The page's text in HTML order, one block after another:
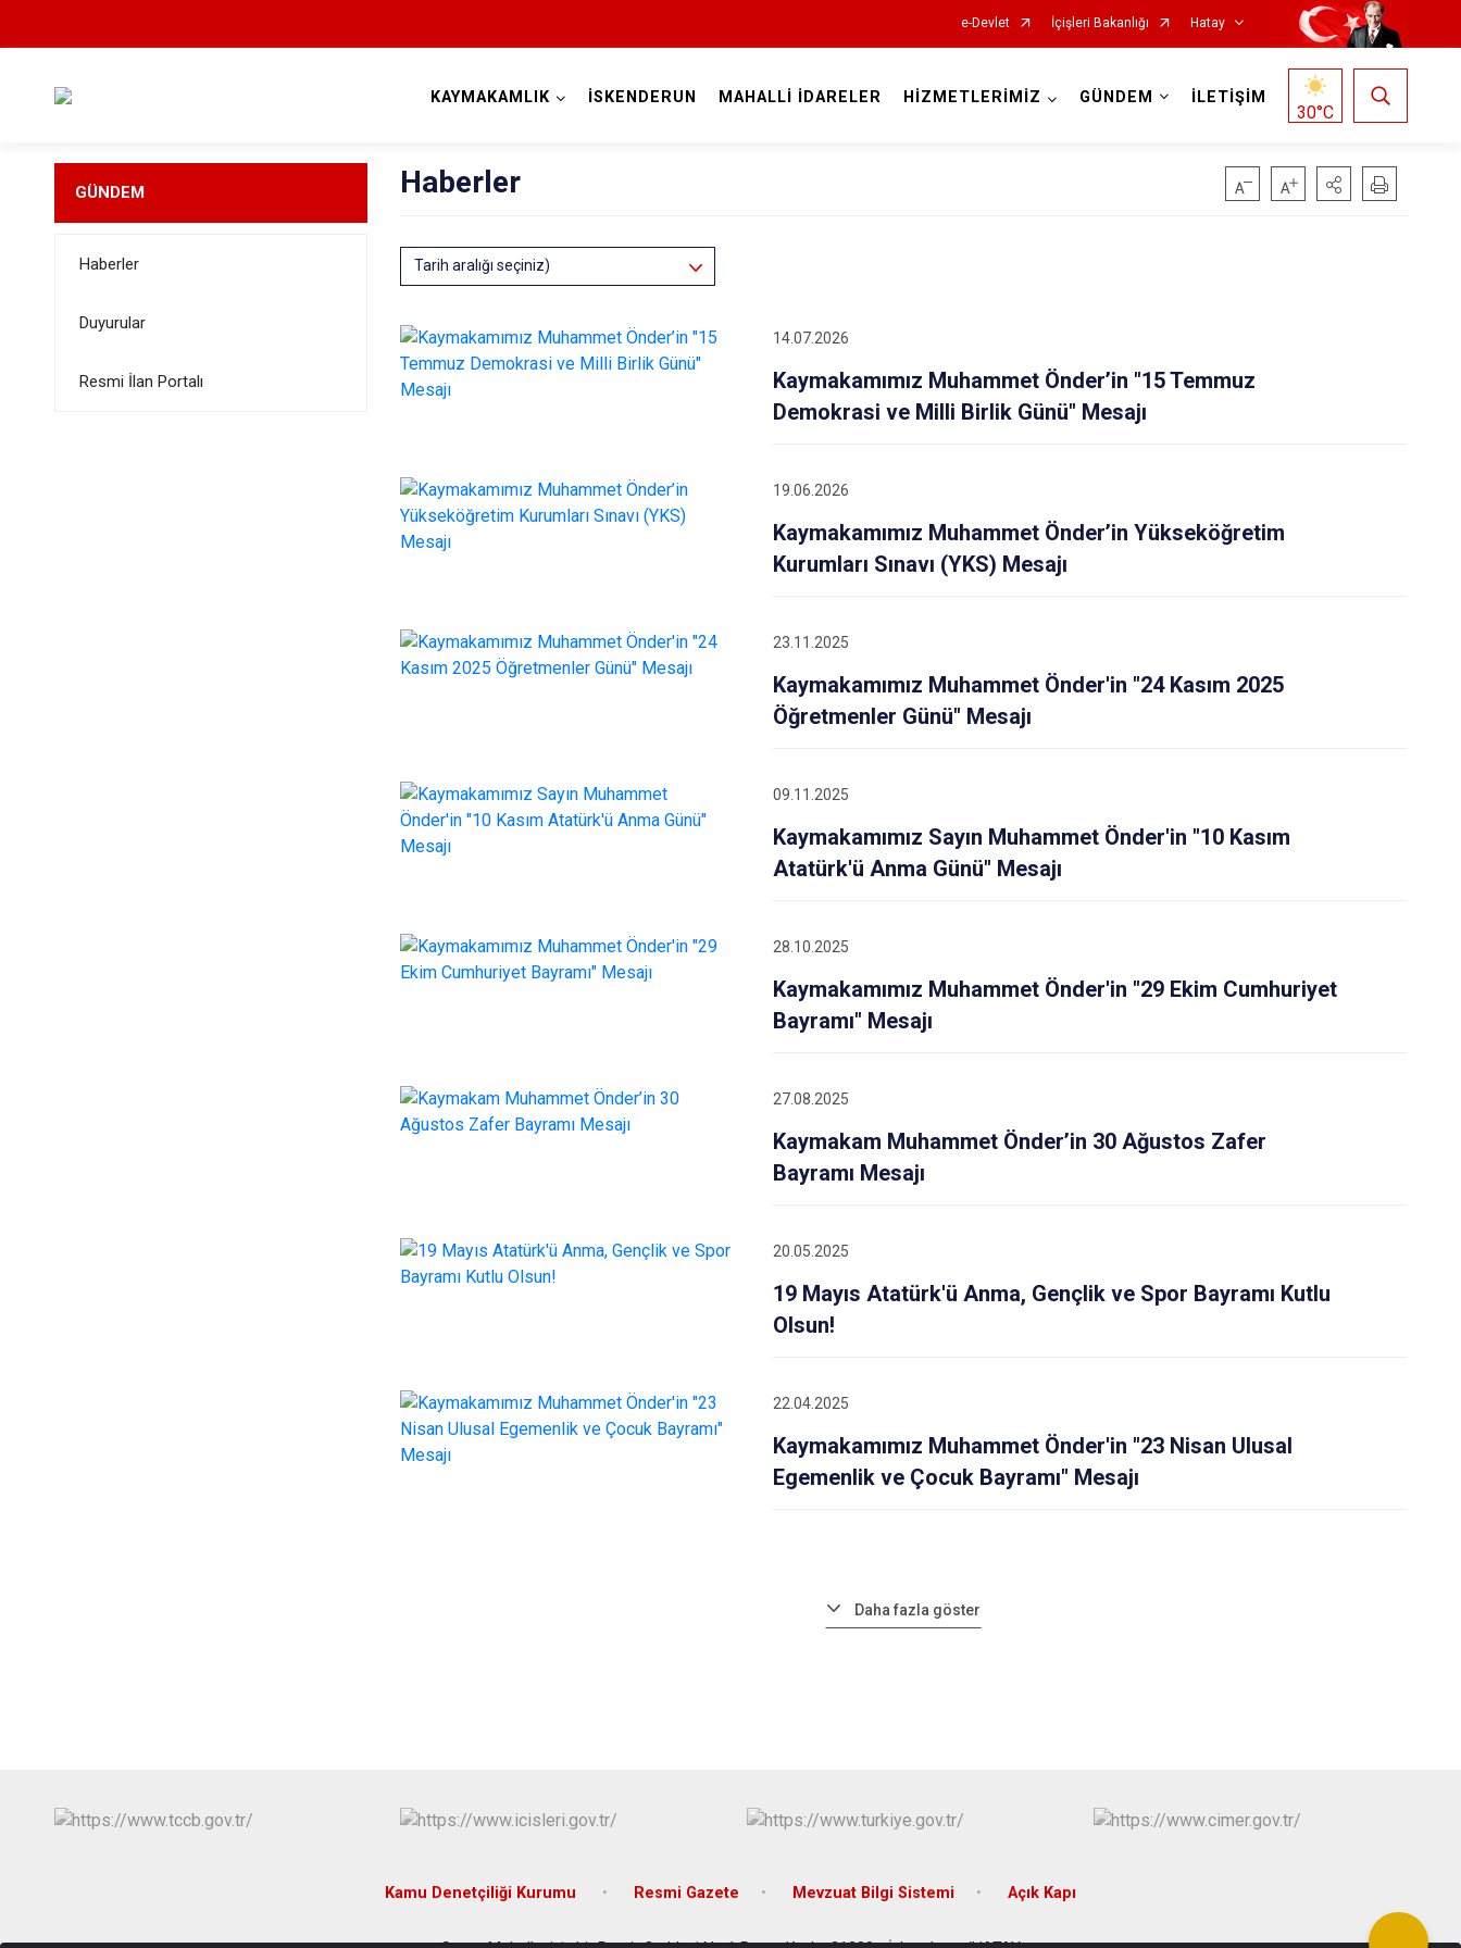
e-Devlet İçişleri Bakanlığı Hatay
Kırıkhan
Defne
KAYMAKAMLIK İSKENDERUN MAHALLİ İDARELER HİZMETLERİMİZ GÜNDEM İLETİŞİM
30°C
GÜNDEM
Haberler
Duyurular
Resmi İlan Portalı
Haberler
Tarih aralığı seçiniz)
14.07.2026
Kaymakamımız Muhammet Önder’in "15 Temmuz
Demokrasi ve Milli Birlik Günü" Mesajı
19.06.2026
Kaymakamımız Muhammet Önder’in Yükseköğretim
Kurumları Sınavı (YKS) Mesajı
23.11.2025
Kaymakamımız Muhammet Önder'in "24 Kasım 2025
Öğretmenler Günü" Mesajı
09.11.2025
Kaymakamımız Sayın Muhammet Önder'in "10 Kasım
Atatürk'ü Anma Günü" Mesajı
28.10.2025
Kaymakamımız Muhammet Önder'in "29 Ekim Cumhuriyet
Bayramı" Mesajı
27.08.2025
Kaymakam Muhammet Önder’in 30 Ağustos Zafer
Bayramı Mesajı
20.05.2025
19 Mayıs Atatürk'ü Anma, Gençlik ve Spor Bayramı Kutlu
Olsun!
22.04.2025
Kaymakamımız Muhammet Önder'in "23 Nisan Ulusal
Egemenlik ve Çocuk Bayramı" Mesajı
Daha fazla göster
Kamu Denetçiliği Kurumu Resmi Gazete Mevzuat Bilgi Sistemi Açık Kapı